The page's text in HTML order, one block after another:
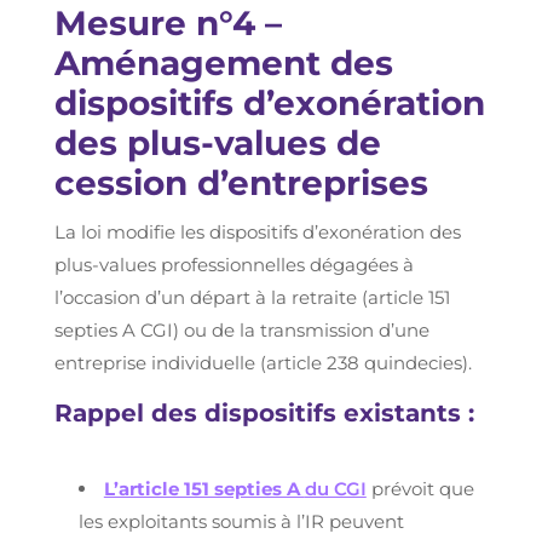
Mesure n°4 –
Aménagement des
dispositifs d’exonération
des plus-values de
cession d’entreprises
La loi modifie les dispositifs d’exonération des
plus-values professionnelles dégagées à
l’occasion d’un départ à la retraite (article 151
septies A CGI) ou de la transmission d’une
entreprise individuelle (article 238 quindecies).
Rappel des dispositifs existants :
L’article 151 septies A du CGI prévoit que
les exploitants soumis à l’IR peuvent